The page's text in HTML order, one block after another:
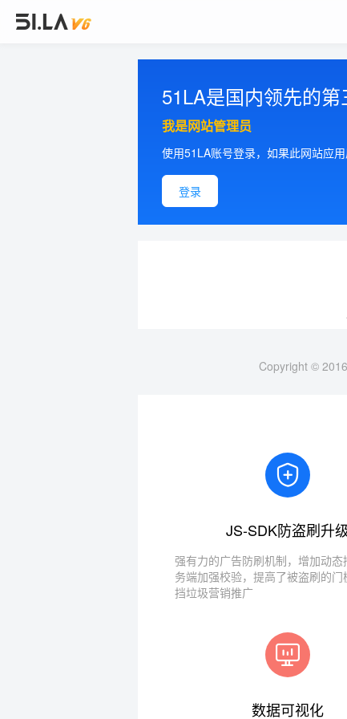
51LA是国内领先的
我是网站管理员
使用51LA账号登录，如果此网站应
登录
JS-SDK防盗刷升
强有力的广告防刷机制，增加动态
务端加强校验，提高了被盗刷的门
挡垃圾营销推广
数据可视化
Copyright ©